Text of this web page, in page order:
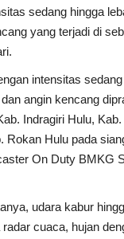
sedang hingga
yang terjadi di
intensitas
angin kencang
Indragiri Hulu,
Rokan Hulu pada
On Duty BMKG
udara kabur
cuaca, hujan